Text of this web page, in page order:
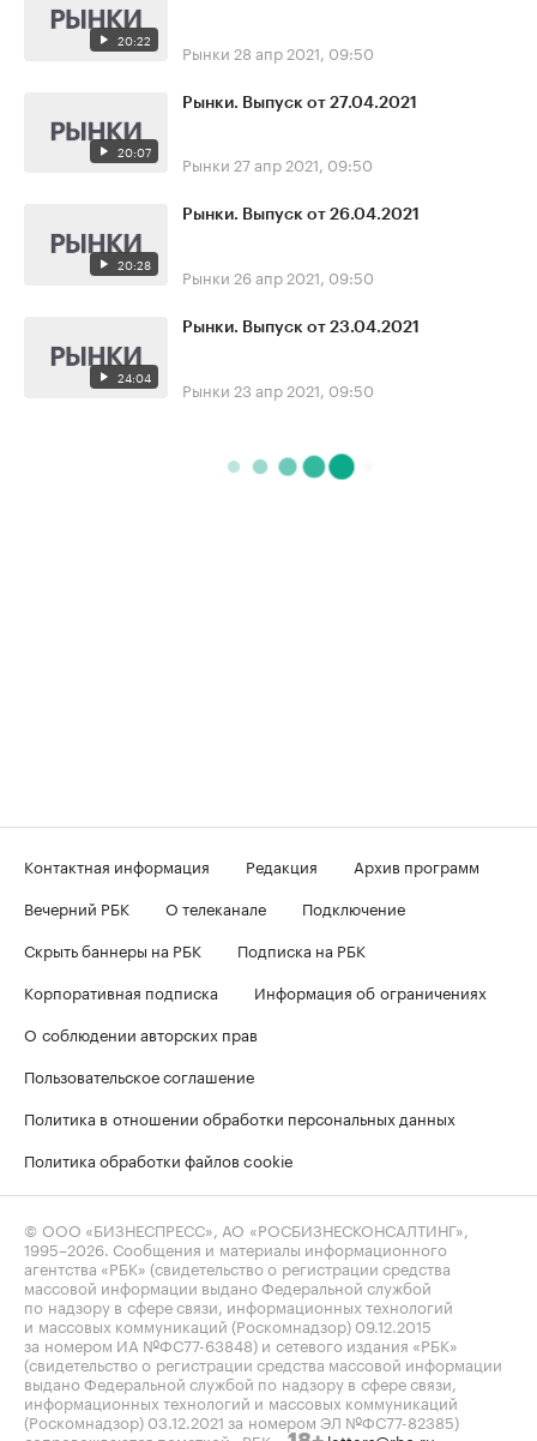
20:22 Рынки 28 апр 2021, 09:50
20:07
Рынки. Выпуск от 27.04.2021
Рынки 27 апр 2021, 09:50
20:28
Рынки. Выпуск от 26.04.2021
Рынки 26 апр 2021, 09:50
24:04
Рынки. Выпуск от 23.04.2021
Рынки 23 апр 2021, 09:50
Контактная информация Редакция
Архив программ
Вечерний РБК
О телеканале
Подключение
Скрыть баннеры на РБК
Подписка на РБК
Корпоративная подписка
Информация об ограничениях
О соблюдении авторских прав
Пользовательское соглашение
Политика в отношении обработки персональных данных
Политика обработки файлов cookie
© ООО «БИЗНЕСПРЕСС», АО «РОСБИЗНЕСКОНСАЛТИНГ»,
1995–2026 . Сообщения и материалы информационного
агентства «РБК» (свидетельство о регистрации средства
массовой информации выдано Федеральной службой
по надзору в сфере связи, информационных технологий
и массовых коммуникаций (Роскомнадзор) 09.12.2015
за номером ИА №ФС77-63848) и сетевого издания «РБК»
(свидетельство о регистрации средства массовой информации
выдано Федеральной службой по надзору в сфере связи,
информационных технологий и массовых коммуникаций
(Роскомнадзор) 03.12.2021 за номером ЭЛ №ФС77-82385)